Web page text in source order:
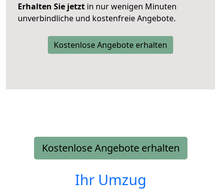
Erhalten Sie jetzt in nur wenigen Minuten
unverbindliche und kostenfreie Angebote.
Kostenlose Angebote erhalten
Kostenlose Angebote erhalten
Ihr Umzug